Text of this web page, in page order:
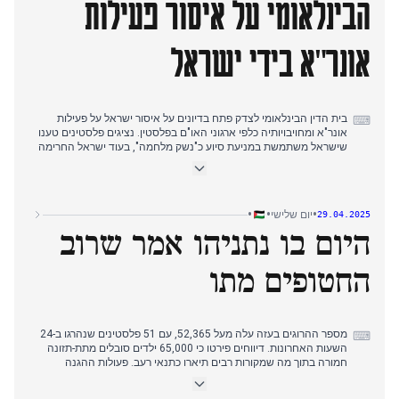
שנתניהו דחה את רעיון המדינה הפלסטינית כ"מגוחך", וא-שייח הגיב
שלא תיתכן יציבות ללא מדינה כזו. בית הדין הבינלאומי לצדק יתחיל מחר
המתמשך.
הבינלאומי על איסור פעילות
אונר"א בידי ישראל
⌨ בית הדין הבינלאומי לצדק פתח בדיונים על איסור ישראל על פעילות
אונר"א ומחויבויותיה כלפי ארגוני האו"ם בפלסטין. נציגים פלסטינים טענו
שישראל משתמשת במניעת סיוע כ"נשק מלחמה", בעוד ישראל החרימה
בשבוע שעבר היו אזרחים. אונר"א והצלב האדום תיעדו תנאי רעב "מעבר
לאסון" עם מחסני מזון כמעט ריקים.
לסיים את המלחמה עד אוקטובר. כוחות ישראליים המשיכו בפעולות
בעזה ובגדה המערבית, הרסו בתים באדנא והגבירו את הפריסה
לקראת הערב, שיחות בתיווך מצרי הראו "התקדמות משמעותית" עם
רויטרס מדווחת על הסכמה להפסקת אש ארוכת טווח, אם כי גורמים
ישראליים הכחישו כל פריצת דרך.
29.04.2025
•יום שלישי•
•
היום בו נתניהו אמר שרוב
החטופים מתו
⌨
מספר ההרוגים בעזה עלה מעל 52,365, עם 51 פלסטינים שנהרגו ב-24
השעות האחרונות. דיווחים פירטו כי 65,000 ילדים סובלים מתת-תזונה
חמורה בתוך מה שמקורות רבים תיארו כתנאי רעב. פעולות ההגנה